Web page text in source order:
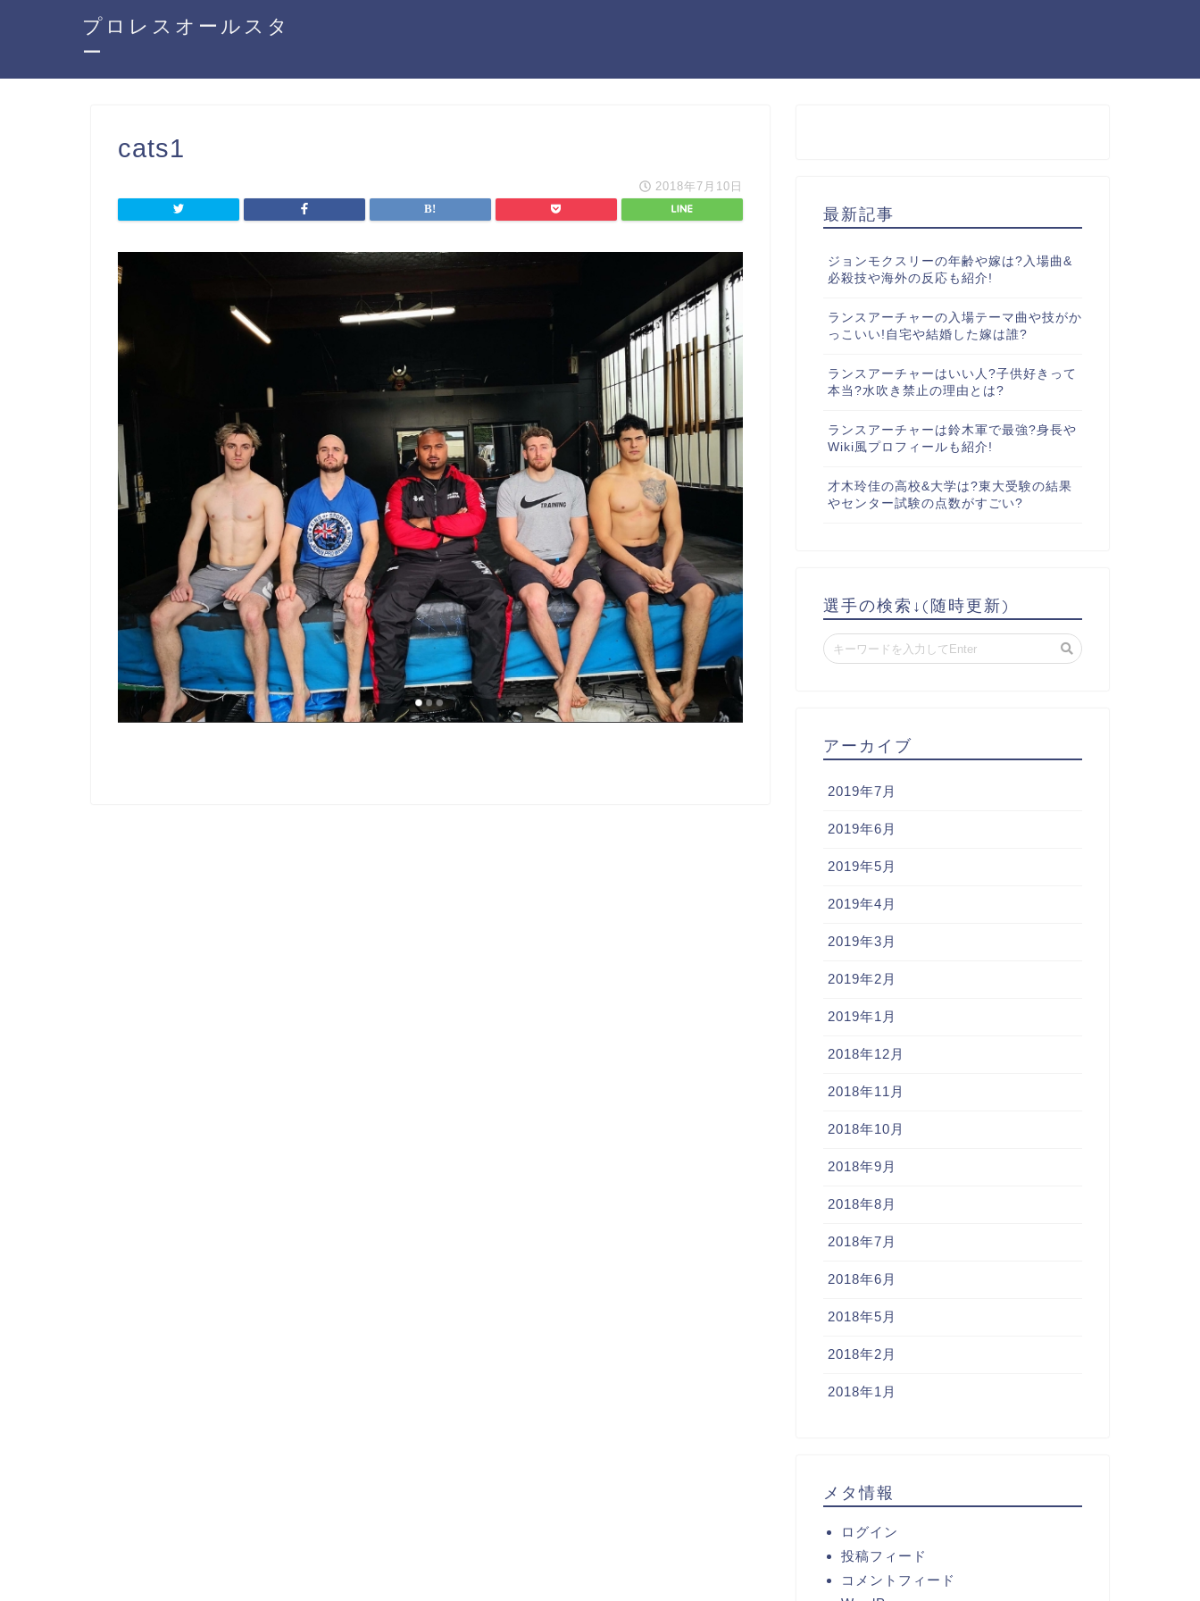
プロレスオールスタ
ー
cats1
2018年7月10日
最新記事
ジョンモクスリーの年齢や嫁は?入場曲&
必殺技や海外の反応も紹介!
ランスアーチャーの入場テーマ曲や技がか
っこいい!自宅や結婚した嫁は誰?
ランスアーチャーはいい人?子供好きって
本当?水吹き禁止の理由とは?
ランスアーチャーは鈴木軍で最強?身長や
Wiki風プロフィールも紹介!
才木玲佳の高校&大学は?東大受験の結果
やセンター試験の点数がすごい?
選手の検索↓(随時更新)
アーカイブ
2019年7月
2019年6月
2019年5月
2019年4月
2019年3月
2019年2月
2019年1月
2018年12月
2018年11月
2018年10月
2018年9月
2018年8月
2018年7月
2018年6月
2018年5月
2018年2月
2018年1月
メタ情報
ログイン
投稿フィード
コメントフィード